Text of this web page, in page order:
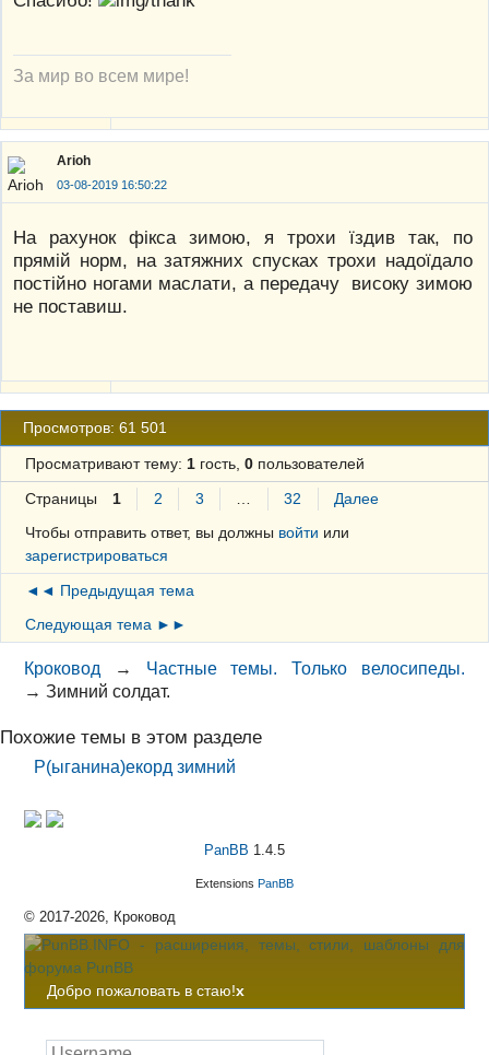
За мир во всем мире!
Arioh
03-08-2019 16:50:22
На рахунок фікса зимою, я трохи їздив так, по
прямій норм, на затяжних спусках трохи надоїдало
постійно ногами маслати, а передачу високу зимою
не поставиш.
Просмотров: 61 501
Просматривают тему: 1гость, 0пользователей
Страницы 1 2 3 32
Далее
Чтобы отправить ответ, вы должны войти или
зарегистрироваться
◄◄ Предыдущая тема
Следующая тема ►►
Кроковод → Частные темы. Только велосипеды.
→Зимний солдат.
Похожие темы в этом разделе
Р(ыганина)екорд зимний
PanBB 1.4.5
Extensions PanBB
© 2017-2026, Кроковод
Добро пожаловать в стаю!x